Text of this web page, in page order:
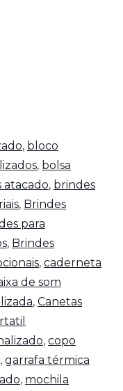
, bloco
, bolsa
atacado, brindes
, Brindes
para
, Brindes
, caderneta
de som
, Canetas
, copo
, garrafa térmica
, mochila